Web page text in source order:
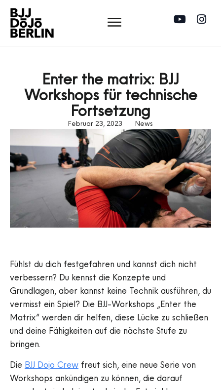
Enter the matrix: BJJ
Workshops für technische
Fortsetzung
Februar 23, 2023 News
Fühlst du dich festgefahren und kannst dich nicht
verbessern? Du kennst die Konzepte und
Grundlagen, aber kannst keine Technik ausführen, du
vermisst ein Spiel? Die BJJ-Workshops „Enter the
Matrix“ werden dir helfen, diese Lücke zu schließen
und deine Fähigkeiten auf die nächste Stufe zu
bringen.
Die BJJ Dojo Crew freut sich, eine neue Serie von
Workshops ankündigen zu können, die darauf